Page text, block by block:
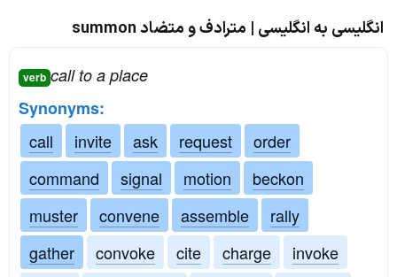
انگلیسی به انگلیسی | مترادف و متضاد summon
verb call to a place
Synonyms:
call
invite ask request
order
command
signal motion
beckon
muster
convene assemble
rally
gather
convoke cite charge
invoke